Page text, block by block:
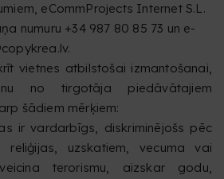
eCommProjects Internet S.L.
numuru +34 987 80 85 73 un e-
vietnes atbilstošai izmantošanai,
no tirgotāja piedāvātajiem
šādiem mērķiem:
ir vardarbīgs, diskriminējošs pēc
reliģijas, uzskatiem, vecuma vai
terorismu, aizskar godu,